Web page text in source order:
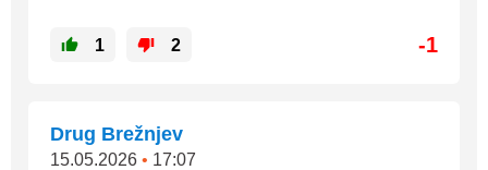
1 2 -1
Drug Brežnjev
15.05.2026 • 17:07